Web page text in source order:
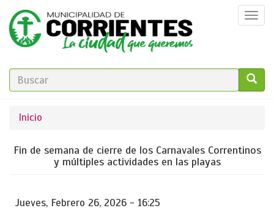
Pasar
contenido
principal
FORMULARIO
BÚSQUEDA
Se
encuentra
usted
Inicio
Fin de semana de cierre de los Carnavales Correntinos
y múltiples actividades en las playas
Jueves, Febrero 26, 2026 - 16:25